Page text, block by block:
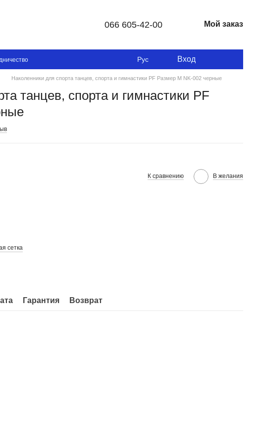
066 605-42-00 Мой заказ
Рус Вход
Наколенники для спорта танцев, спорта и гимнастики PF Размер M NK-002 черные
танцев, спорта и гимнастики PF
К сравнению В желания
сетка
Гарантия Возврат